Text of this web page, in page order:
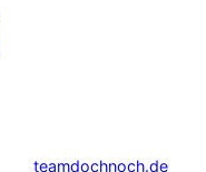
teamdochnoch.de